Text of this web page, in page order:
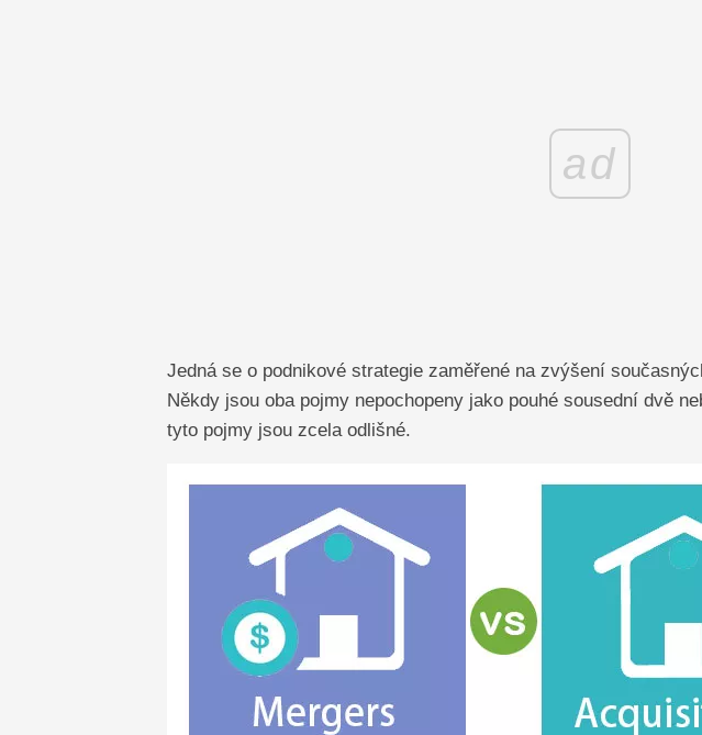
ad
Jedná se o podnikové strategie zaměřené na zvýšení
Někdy jsou oba pojmy nepochopeny jako pouhé sousední dvě
tyto pojmy jsou zcela odlišné.